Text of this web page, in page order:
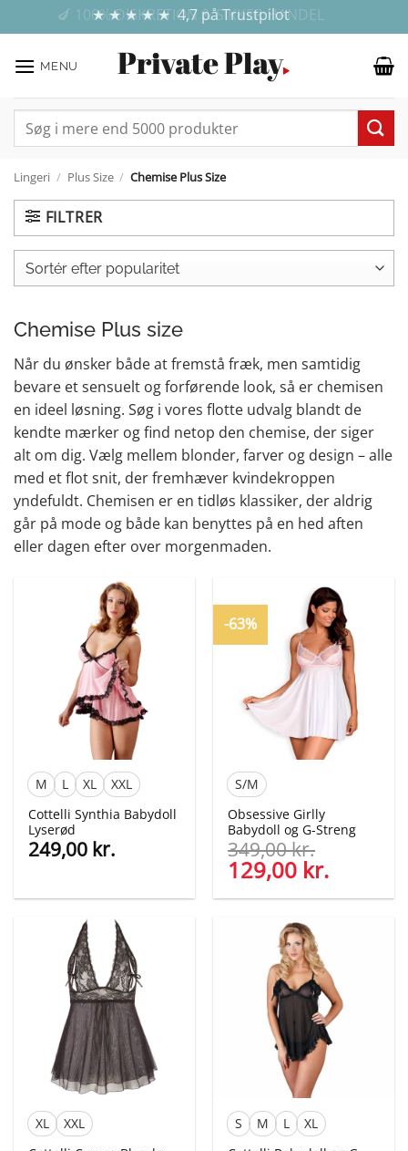
til
indhold
💰 GRATIS FRAGT VED KØB FOR OVER 499 KR.
🍆 100% DISKRETION & SIKKER HANDEL
★ ★ ★ ★ ★ 4,7 på Trustpilot
✓ E-MÆRKET WEBSHOP - DIN ONLINE TRYGHED
MENU
Søg
efter:
Lingeri / Plus Size / Chemise Plus Size
FILTRER
Chemise Plus size
Når du ønsker både at fremstå fræk, men samtidig
bevare et sensuelt og forførende look, så er chemisen
en ideel løsning. Søg i vores flotte udvalg blandt de
kendte mærker og find netop den chemise, der siger
alt om dig. Vælg mellem blonder, farver og design – alle
med et flot snit, der fremhæver kvindekroppen
yndefuldt. Chemisen er en tidløs klassiker, der aldrig
går på mode og både kan benyttes på en hed aften
eller dagen efter over morgenmaden.
M L XL
XXL
Cottelli Synthia Babydoll
Lyserød
249,00 kr.
-63%
S/M
Obsessive Girlly
Babydoll og G-Streng
349,00kr.
Den
oprindelige
pris
349,00 kr..
129,00 kr.
pris
XL
XXL
S M L
XL